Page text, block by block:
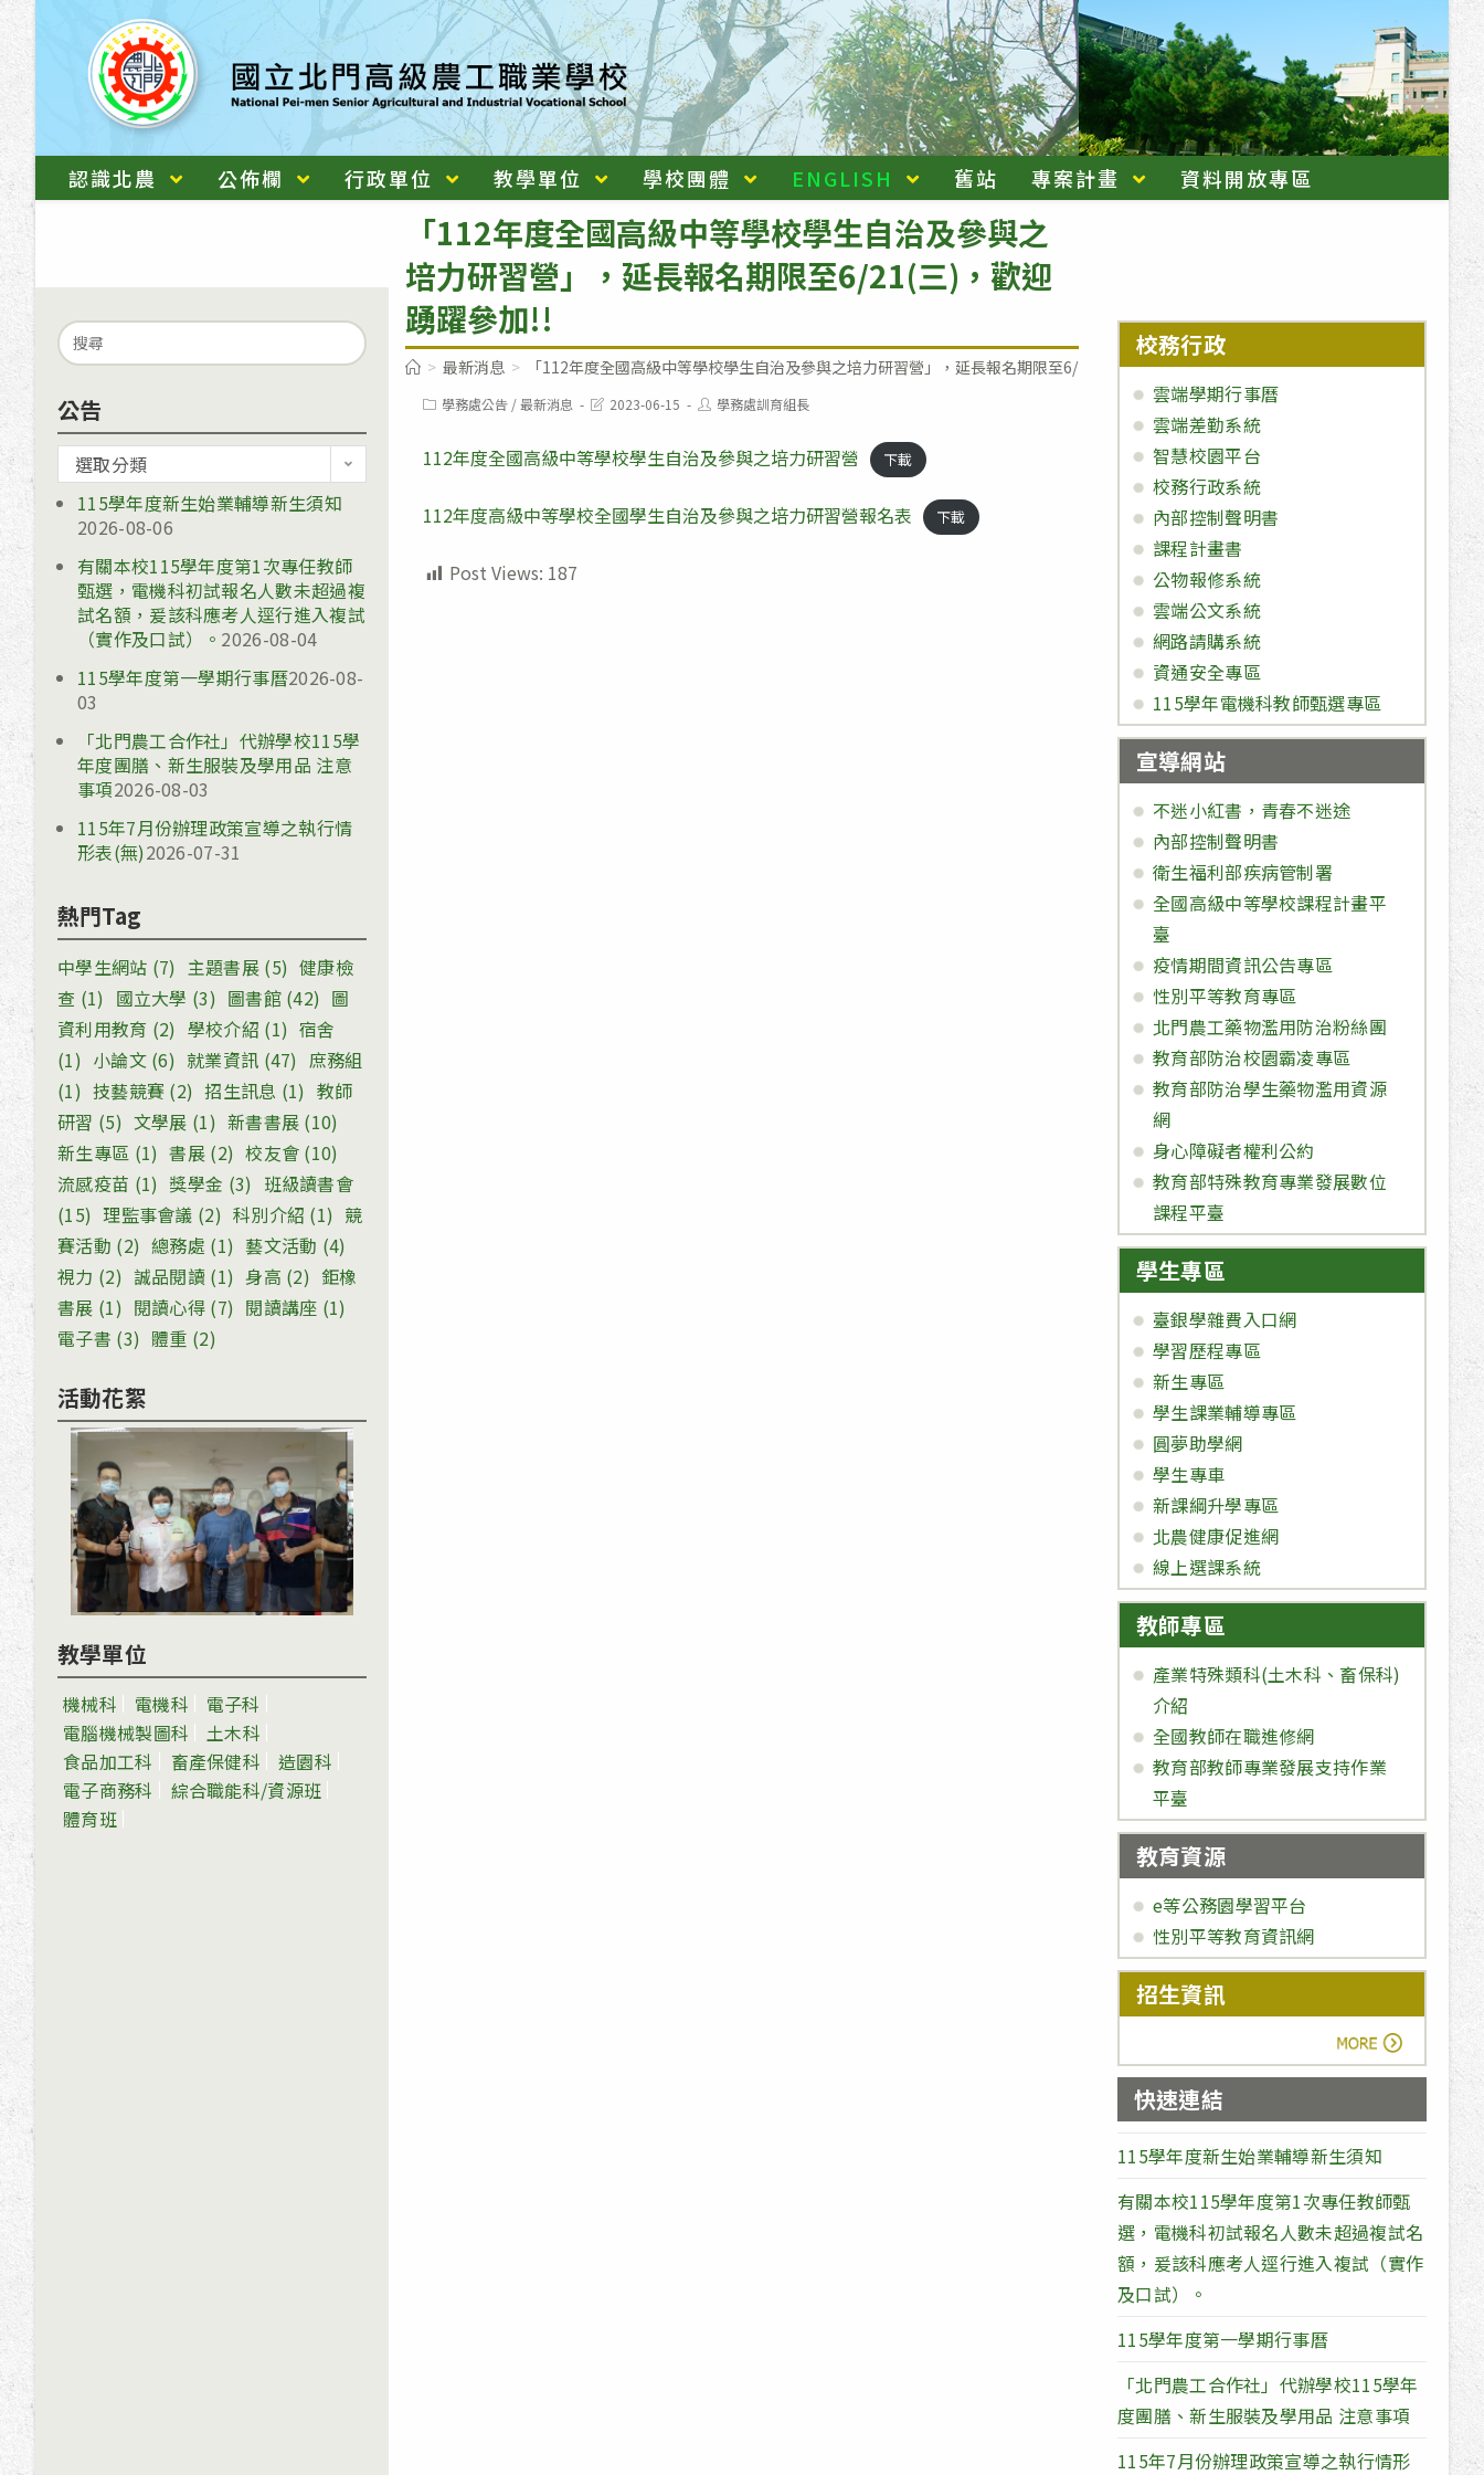
跳
主
要
內
容
認識北農 公佈欄 行政單位 教學單位 學校團體 ENGLISH 舊站 專案計畫 資料開放專區
「112年度全國高級中等學校學生自治及參與之
培力研習營」，延長報名期限至6/21(三)，歡迎
踴躍參加!!
> 最新消息 > 「112年度全國高級中等學校學生自治及參與之培力研習營」，延長報名期限至6/21(三)，歡迎踴躍參加!!
Post學務處公告 /最新消息
Post2023-06-15
Post學務處訓育組長
112年度全國高級中等學校學生自治及參與之培力研習營 下載
112年度高級中等學校全國學生自治及參與之培力研習營報名表 下載
Post Views: 187
Search
for:
公告
告
選取分類
115學年度新生始業輔導新生須知
2026-08-06
有關本校115學年度第1次專任教師
甄選，電機科初試報名人數未超過複
試名額，爰該科應考人逕行進入複試
（實作及口試）。 2026-08-04
115學年度第一學期行事曆2026-08-
03
「北門農工合作社」代辦學校115學
年度團膳、新生服裝及學用品 注意
事項2026-08-03
115年7月份辦理政策宣導之執行情
形表(無)2026-07-31
熱門Tag
中學生網站 (7) 主題書展(5) 健康檢
查 (1) 國立大學 (3) 圖書館(42) 圖
資利用教育 (2) 學校介紹 (1) 宿舍
(1) 小論文(6) 就業資訊 (47) 庶務組
(1) 技藝競賽 (2) 招生訊息 (1) 教師
研習 (5) 文學展 (1) 新書書展 (10)
新生專區 (1) 書展 (2) 校友會 (10)
流感疫苗 (1) 獎學金 (3) 班級讀書會
(15) 理監事會議 (2) 科別介紹 (1) 競
賽活動 (2) 總務處 (1) 藝文活動 (4)
視力 (2) 誠品閱讀 (1) 身高 (2) 鉅橡
書展 (1) 閱讀心得 (7) 閱讀講座 (1)
電子書 (3) 體重 (2)
活動花絮
教學單位
機械科 電機科
電子科
電腦機械製圖科
土木科
食品加工科
畜產保健科
造園科
電子商務科
綜合職能科/資源班
體育班
校務行政
雲端學期行事曆
雲端差勤系統
智慧校園平台
校務行政系統
內部控制聲明書
課程計畫書
公物報修系統
雲端公文系統
網路請購系統
資通安全專區
115學年電機科教師甄選專區
宣導網站
不迷小紅書，青春不迷途
內部控制聲明書
衛生福利部疾病管制署
全國高級中等學校課程計畫平
臺
疫情期間資訊公告專區
性別平等教育專區
北門農工藥物濫用防治粉絲團
教育部防治校園霸凌專區
教育部防治學生藥物濫用資源
網
身心障礙者權利公約
教育部特殊教育專業發展數位
課程平臺
學生專區
臺銀學雜費入口網
學習歷程專區
新生專區
學生課業輔導專區
圓夢助學網
學生專車
新課綱升學專區
北農健康促進網
線上選課系統
教師專區
產業特殊類科(土木科、畜保科)
介紹
全國教師在職進修網
教育部教師專業發展支持作業
平臺
教育資源
e等公務園學習平台
性別平等教育資訊網
招生資訊
快速連結
115學年度新生始業輔導新生須知
有關本校115學年度第1次專任教師甄
選，電機科初試報名人數未超過複試名
額，爰該科應考人逕行進入複試（實作
及口試）。
115學年度第一學期行事曆
「北門農工合作社」代辦學校115學年
度團膳、新生服裝及學用品 注意事項
115年7月份辦理政策宣導之執行情形